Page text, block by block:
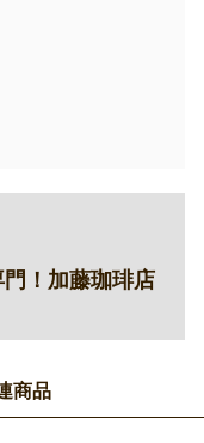
！加藤珈琲店
商品